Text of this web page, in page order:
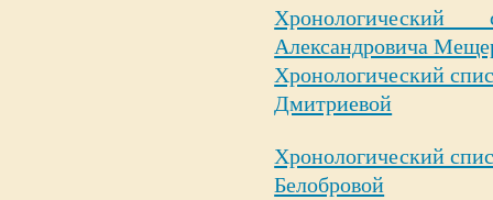
Александровича
Хронологический
Дмитриевой
Хронологический
Белобровой